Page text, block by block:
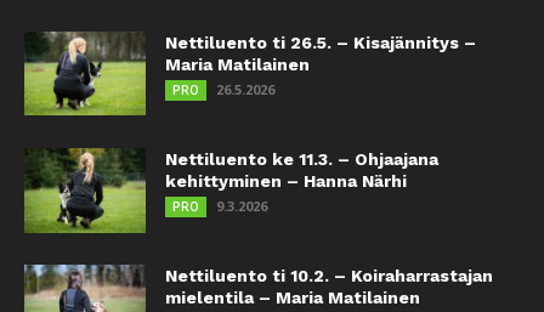
Nettiluento ti 26.5. – Kisajännitys –
Maria Matilainen
PRO 26.5.2026
Nettiluento ke 11.3. – Ohjaajana
kehittyminen – Hanna Närhi
PRO 9.3.2026
Nettiluento ti 10.2. – Koiraharrastajan
mielentila – Maria Matilainen